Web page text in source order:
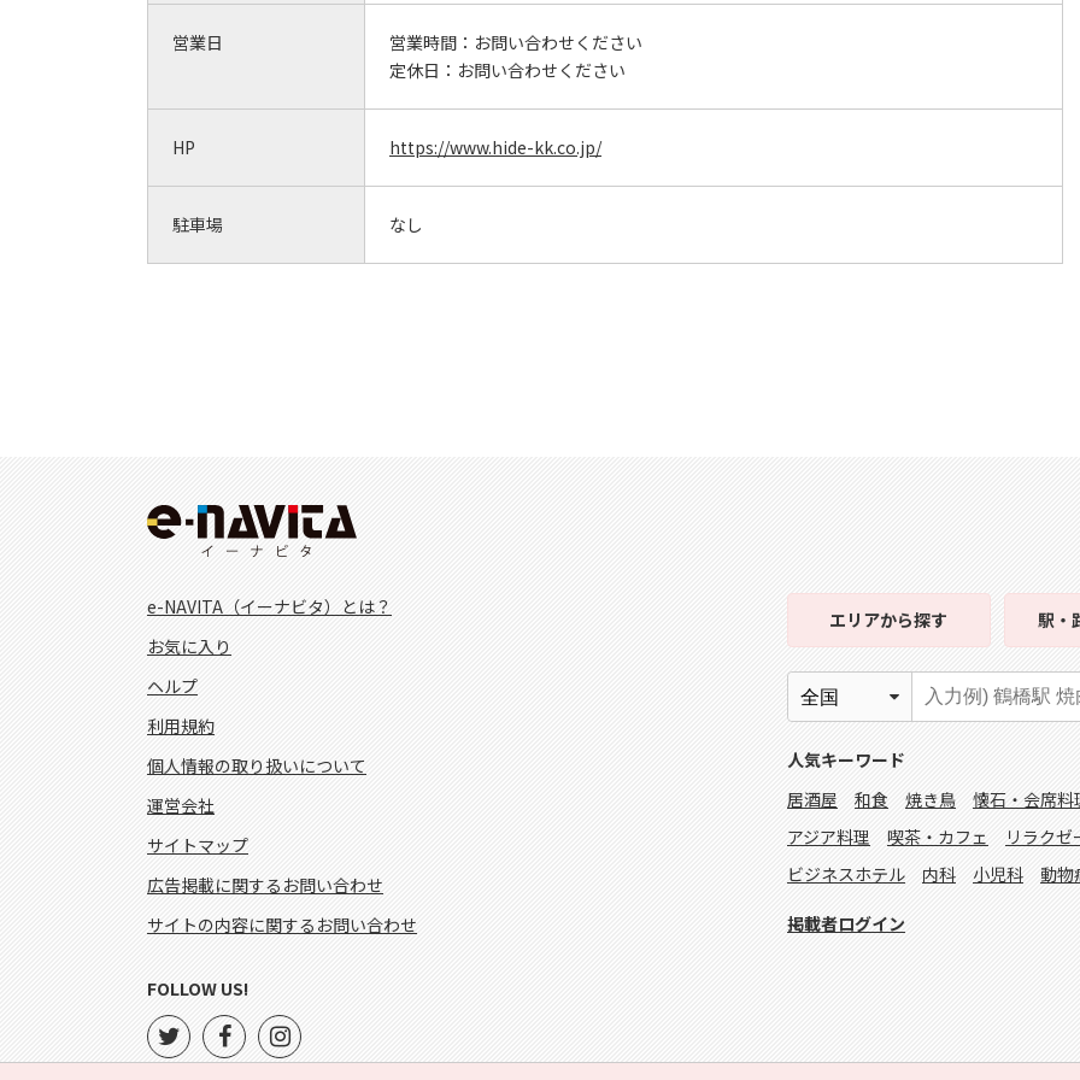
営業日 営業時間： お問い合わせください
定休日： お問い合わせください
HP https://www.hide-kk.co.jp/
駐車場 なし
e-NAVITA（イーナビタ）とは？
お気に入り
ヘルプ
利用規約
個人情報の取り扱いについて
運営会社
サイトマップ
広告掲載に関するお問い合わせ
サイトの内容に関するお問い合わせ
エリアから探す 駅・
人気キーワード
居酒屋
和食 焼き鳥 懐石・会席料
アジア料理
喫茶・カフェ リラクゼ
ビジネスホテル
内科 小児科 動物
掲載者ログイン
FOLLOW US!